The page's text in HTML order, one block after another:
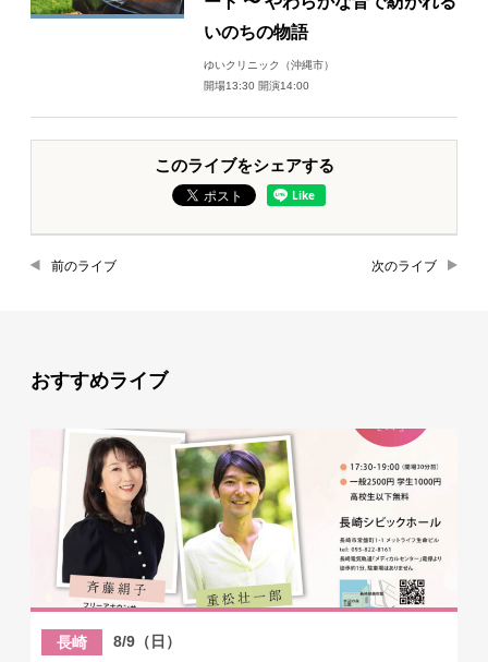
いのちの物語
ゆいクリニック（沖縄市）
開場13:30 開演14:00
このライブをシェアする
前のライブ 次のライブ
おすすめライブ
長崎 8/9（日）